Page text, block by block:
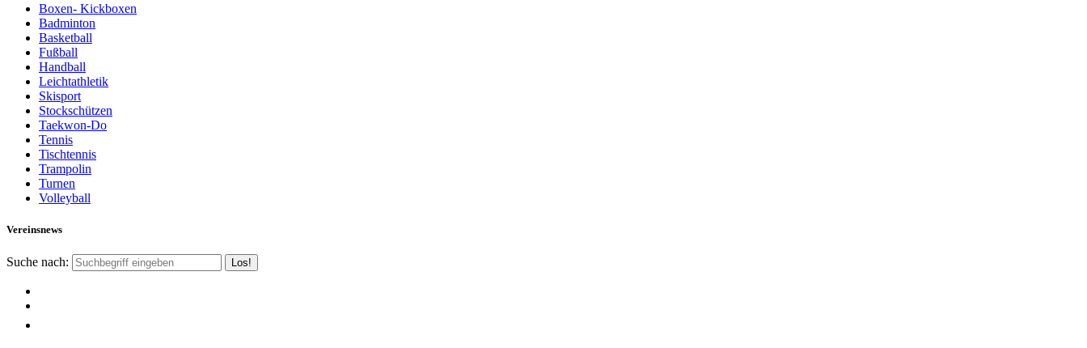
Boxen- Kickboxen
Badminton
Basketball
Fußball
Handball
Leichtathletik
Skisport
Stockschützen
Taekwon-Do
Tennis
Tischtennis
Trampolin
Turnen
Volleyball
Vereinsnews
Suche nach: